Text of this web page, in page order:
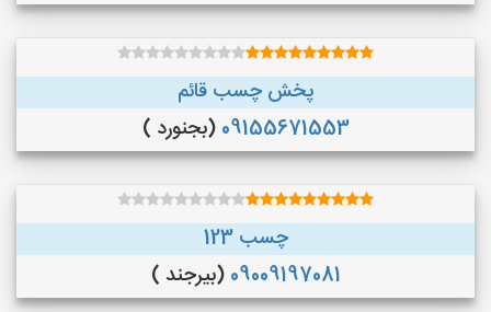
پخش چسب قائم
09155671553 (بجنورد )
چسب 123
09009197081 (بیرجند )